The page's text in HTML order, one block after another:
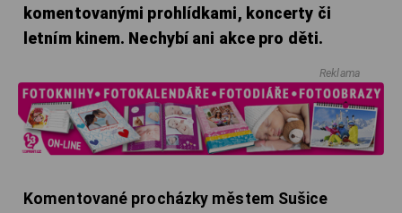
komentovanými prohlídkami, koncerty či
letním kinem. Nechybí ani akce pro děti.
Reklama
Komentované procházky městem Sušice